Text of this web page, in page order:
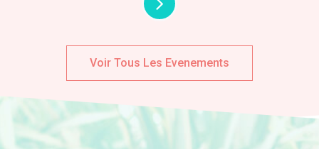
Voir Tous Les Evenements